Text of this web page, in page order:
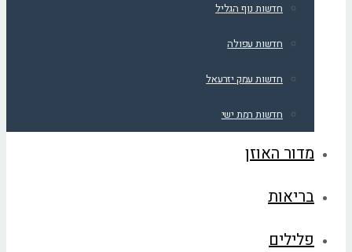
חדשות נוף הגליל
חדשות עפולה
חדשות עמק יזרעאל
חדשות רמת ישי
מדור האוזן
בריאות
פלילים